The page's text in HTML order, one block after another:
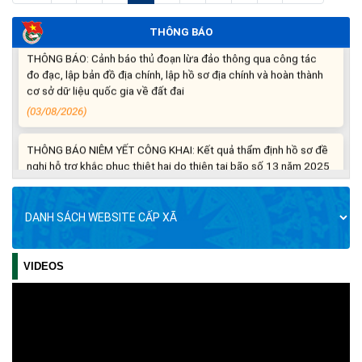
THÔNG BÁO
THÔNG BÁO: Cảnh báo thủ đoạn lừa đảo thông qua công tác
đo đạc, lập bản đồ địa chính, lập hồ sơ địa chính và hoàn thành
cơ sở dữ liệu quốc gia về đất đai
THÔNG BÁO NIÊM YẾT CÔNG KHAI: Kết quả thẩm định hồ sơ đề
nghị hỗ trợ khắc phục thiệt hại do thiên tai bão số 13 năm 2025
trên địa bàn xã Ea Súp ngày 29/7/2026
(31/07/2026)
THÔNG BÁO: Về việc tổ chức khám sức khỏe định kỳ, khám
sàng lọc cho Nhân dân năm 2026
(30/07/2026)
VIDEOS